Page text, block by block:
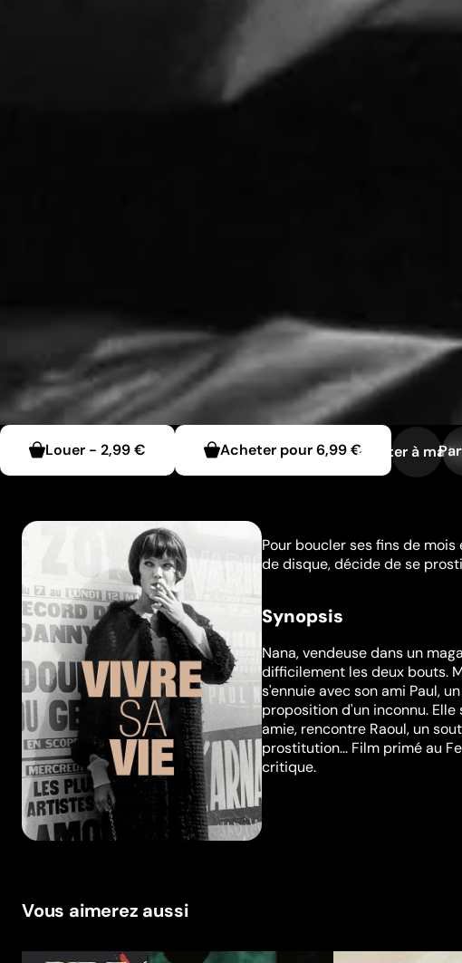
Louer - 2,99 € Acheter pour6,99 €Ajouter à ma
Pour boucler ses fins de
de disque, décide de se
Synopsis
Nana, vendeuse dans un
difficilement les deux bouts.
s'ennuie avec son ami Paul,
proposition d'un inconnu.
amie, rencontre Raoul, un
prostitution... Film primé au
critique.
Vous aimerez aussi